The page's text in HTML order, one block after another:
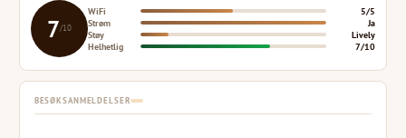
7/10
WiFi
5/5
Strøm
Ja
Støy
Lively
Helhetlig
7/10
BESØKSANMELDELSER